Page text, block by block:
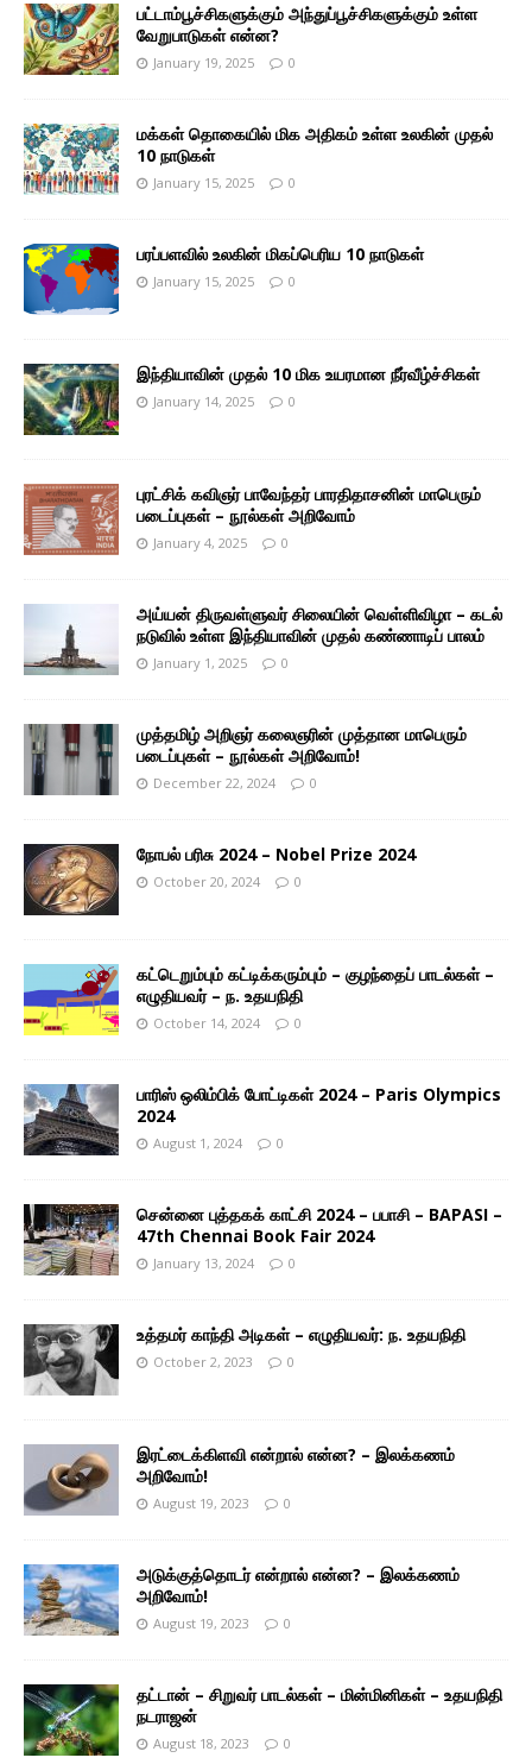
பட்டாம்பூச்சிகளுக்கும் அந்துப்பூச்சிகளுக்கும் உள்ள
வேறுபாடுகள் என்ன?
January 19, 2025 0
மக்கள் தொகையில் மிக அதிகம் உள்ள உலகின் முதல்
10 நாடுகள்
January 15, 2025 0
பரப்பளவில் உலகின் மிகப்பெரிய 10 நாடுகள்
January 15, 2025 0
இந்தியாவின் முதல் 10 மிக உயரமான நீர்வீழ்ச்சிகள்
January 14, 2025 0
புரட்சிக் கவிஞர் பாவேந்தர் பாரதிதாசனின் மாபெரும்
படைப்புகள் – நூல்கள் அறிவோம்
January 4, 2025 0
அய்யன் திருவள்ளுவர் சிலையின் வெள்ளிவிழா – கடல்
நடுவில் உள்ள இந்தியாவின் முதல் கண்ணாடிப் பாலம்
January 1, 2025 0
முத்தமிழ் அறிஞர் கலைஞரின் முத்தான மாபெரும்
படைப்புகள் – நூல்கள் அறிவோம்!
December 22, 2024 0
நோபல் பரிசு 2024 – Nobel Prize 2024
October 20, 2024 0
கட்டெறும்பும் கட்டிக்கரும்பும் – குழந்தைப் பாடல்கள் –
எழுதியவர் – ந. உதயநிதி
October 14, 2024 0
பாரிஸ் ஒலிம்பிக் போட்டிகள் 2024 – Paris Olympics
2024
August 1, 2024 0
சென்னை புத்தகக் காட்சி 2024 – பபாசி – BAPASI –
47th Chennai Book Fair 2024
January 13, 2024 0
உத்தமர் காந்தி அடிகள் – எழுதியவர்: ந. உதயநிதி
October 2, 2023 0
இரட்டைக்கிளவி என்றால் என்ன? – இலக்கணம்
அறிவோம்!
August 19, 2023 0
அடுக்குத்தொடர் என்றால் என்ன? – இலக்கணம்
அறிவோம்!
August 19, 2023 0
தட்டான் – சிறுவர் பாடல்கள் – மின்மினிகள் – உதயநிதி
நடராஜன்
August 18, 2023 0